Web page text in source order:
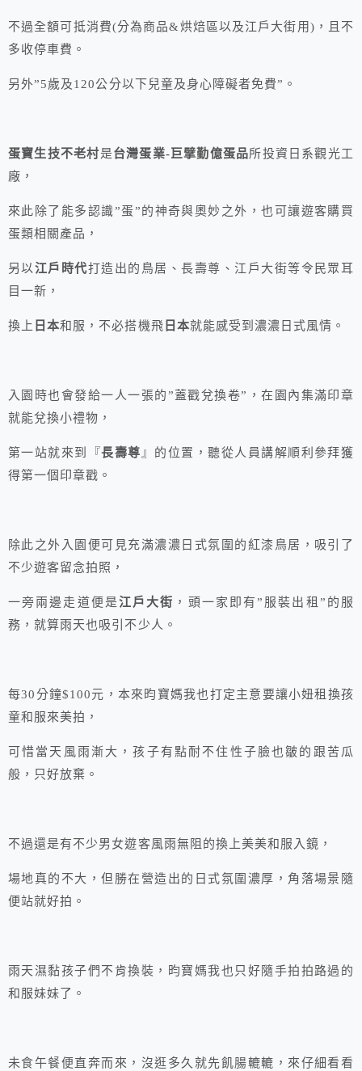
不過全額可抵消費(分為商品&烘焙區以及江戶大街用)，且不
多收停車費。
另外”5歲及120公分以下兒童及身心障礙者免費”。
蛋寶生技不老村是台灣蛋業-巨擘勤億蛋品所投資日系觀光工
廠，
來此除了能多認識”蛋”的神奇與奧妙之外，也可讓遊客購買
蛋類相關產品，
另以江戶時代打造出的鳥居、長壽尊、江戶大街等令民眾耳
目一新，
換上 日本和服，不必搭機飛 日本就能感受到濃濃日式風情。
入園時也會發給一人一張的”蓋戳兌換卷”，在園內集滿印章
就能兌換小禮物，
第一站就來到『長壽尊』的位置，聽從人員講解順利參拜獲
得第一個印章戳。
除此之外入園便可見充滿濃濃日式氛圍的紅漆鳥居，吸引了
不少遊客留念拍照，
一旁兩邊走道便是江戶大街 ，頭一家即有”服裝出租”的服
務，就算雨天也吸引不少人。
每30分鐘$100元，本來昀寶媽我也打定主意要讓小妞租換孩
童和服來美拍，
可惜當天風雨漸大，孩子有點耐不住性子臉也皺的跟苦瓜
般，只好放棄。
不過還是有不少男女遊客風雨無阻的換上美美和服入鏡，
場地真的不大，但勝在營造出的日式氛圍濃厚，角落場景隨
便站就好拍。
雨天濕黏孩子們不肯換裝，昀寶媽我也只好隨手拍拍路過的
和服妹妹了。
未食午餐便直奔而來，沒逛多久就先飢腸轆轆，來仔細看看